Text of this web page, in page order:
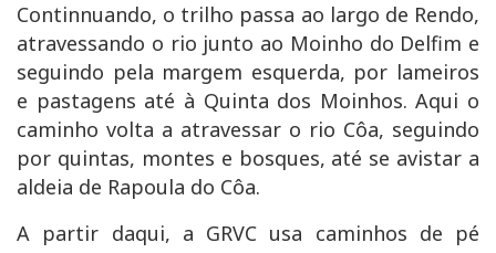
Continnuando, o trilho passa ao largo de Rendo,
atravessando o rio junto ao Moinho do Delfim e
seguindo pela margem esquerda, por lameiros
e pastagens até à Quinta dos Moinhos. Aqui o
caminho volta a atravessar o rio Côa, seguindo
por quintas, montes e bosques, até se avistar a
aldeia de Rapoula do Côa.
A partir daqui, a GRVC usa caminhos de pé